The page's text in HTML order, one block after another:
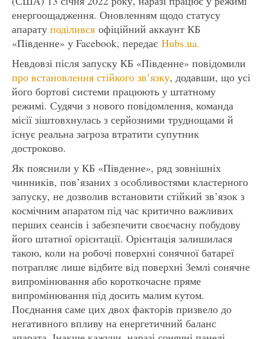
енергоощадження. Оновленням щодо статусу
апарату поділився офіційний аккаунт КБ
«Південне» у Facebook, передає Hubs.ua.
Невдовзі після запуску КБ «Південне» повідомили
про встановлення стійкого зв’язку, додавши, що усі
його бортові системи працюють у штатному
режимі. Судячи з нового повідомлення, команда
місії зіштовхнулась з серйозними труднощами й
існує реальна загроза втратити супутник
достроково.
Як пояснили у КБ «Південне», ряд зовнішніх
чинників, пов’язаних з особливостями кластерного
запуску, не дозволив встановити стійкий зв’язок з
космічним апаратом під час критично важливих
перших сеансів і забезпечити своєчасну побудову
його штатної орієнтації. Орієнтація залишилася
такою, коли на робочі поверхні сонячної батареї
потрапляє лише відбите від поверхні Землі сонячне
випромінювання або короткочасне пряме
випромінювання під досить малим кутом.
Поєднання саме цих двох факторів призвело до
негативного впливу на енергетичний баланс